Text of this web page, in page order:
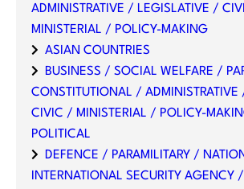
ADMINISTRATIVE / LEGISLATIVE /
MINISTERIAL / POLICY-MAKING
ASIAN COUNTRIES
BUSINESS / SOCIAL WELFARE /
CONSTITUTIONAL /
CIVIC / MINISTERIAL / POLICY-
POLITICAL
DEFENCE / PARAMILITARY /
INTERNATIONAL SECURITY AGENCY